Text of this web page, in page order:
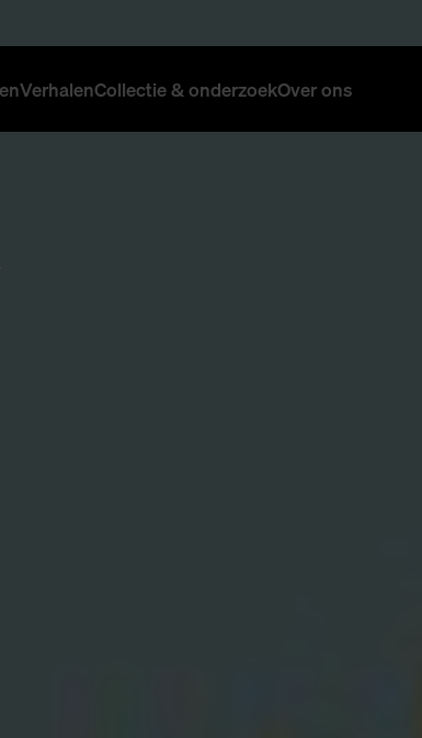
VerhalenCollectie & onderzoekOver ons